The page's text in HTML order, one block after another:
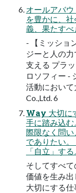
オールアバ
を豊かに、
義、果たす
- 【ミッショ
ジーと人の
支える プラ
ロソフィー -
活動におい
Co.,Ltd. 6
Way 大切に
手に踏み込
際限なく問
でありたい。
「自立」す
そしてすべ
価値を生み
大切にする